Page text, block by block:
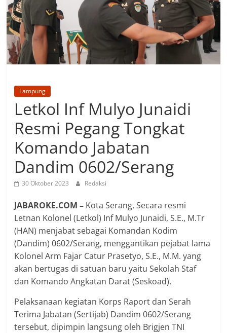
Lampung
Letkol Inf Mulyo Junaidi
Resmi Pegang Tongkat
Komando Jabatan
Dandim 0602/Serang
30 Oktober 2023 Redaksi
JABAROKE.COM – Kota Serang, Secara resmi
Letnan Kolonel (Letkol) Inf Mulyo Junaidi, S.E., M.Tr
(HAN) menjabat sebagai Komandan Kodim
(Dandim) 0602/Serang, menggantikan pejabat lama
Kolonel Arm Fajar Catur Prasetyo, S.E., M.M. yang
akan bertugas di satuan baru yaitu Sekolah Staf
dan Komando Angkatan Darat (Seskoad).
Pelaksanaan kegiatan Korps Raport dan Serah
Terima Jabatan (Sertijab) Dandim 0602/Serang
tersebut, dipimpin langsung oleh Brigjen TNI